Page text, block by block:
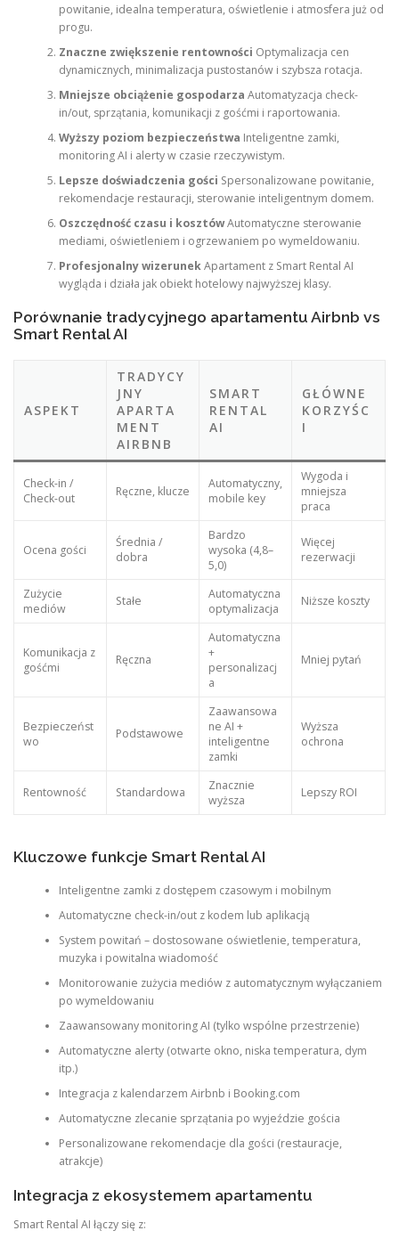
powitanie, idealna temperatura, oświetlenie i atmosfera już od
progu.
Znaczne zwiększenie rentowności Optymalizacja cen
dynamicznych, minimalizacja pustostanów i szybsza rotacja.
Mniejsze obciążenie gospodarza Automatyzacja check-
in/out, sprzątania, komunikacji z gośćmi i raportowania.
Wyższy poziom bezpieczeństwa Inteligentne zamki,
monitoring AI i alerty w czasie rzeczywistym.
Lepsze doświadczenia gości Spersonalizowane powitanie,
rekomendacje restauracji, sterowanie inteligentnym domem.
Oszczędność czasu i kosztówAutomatyczne sterowanie
mediami, oświetleniem i ogrzewaniem po wymeldowaniu.
Profesjonalny wizerunekApartament z Smart Rental AI
wygląda i działa jak obiekt hotelowy najwyższej klasy.
Porównanie tradycyjnego apartamentu Airbnb vs
Smart Rental AI
ASPEKT
TRADYCY
JNY
APARTA
MENT
AIRBNB
SMART
RENTAL
AI
GŁÓWNE
KORZYŚC
I
Check-in /
Check-out
Ręczne, klucze
Automatyczny,
mobile key
Wygoda i
mniejsza
praca
Ocena gości
Średnia /
dobra
Bardzo
wysoka (4,8–
5,0)
Więcej
rezerwacji
Zużycie
mediów
Stałe
Automatyczna
optymalizacja
Niższe koszty
Komunikacja z
gośćmi
Ręczna
Automatyczna
+
personalizacj
a
Mniej pytań
Bezpieczeńst
wo
Podstawowe
Zaawansowa
ne AI +
inteligentne
zamki
Wyższa
ochrona
Rentowność Standardowa
Znacznie
wyższa
Lepszy ROI
Kluczowe funkcje Smart Rental AI
Inteligentne zamki z dostępem czasowym i mobilnym
Automatyczne check-in/out z kodem lub aplikacją
System powitań – dostosowane oświetlenie, temperatura,
muzyka i powitalna wiadomość
Monitorowanie zużycia mediów z automatycznym wyłączaniem
po wymeldowaniu
Zaawansowany monitoring AI (tylko wspólne przestrzenie)
Automatyczne alerty (otwarte okno, niska temperatura, dym
itp.)
Integracja z kalendarzem Airbnb i Booking.com
Automatyczne zlecanie sprzątania po wyjeździe gościa
Personalizowane rekomendacje dla gości (restauracje,
atrakcje)
Integracja z ekosystemem apartamentu
Smart Rental AI łączy się z: